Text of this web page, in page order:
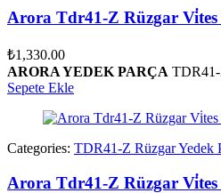
Arora Tdr41-Z Rüzgar
₺1,330.00
ARORA YEDEK PARÇA
Sepete Ekle
Categories: TDR41-Z Rüzgar Yedek
Arora Tdr41-Z Rüzgar